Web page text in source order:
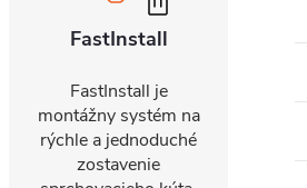
FastInstall
FastInstall je
montážny systém na
rýchle a jednoduché
zostavenie